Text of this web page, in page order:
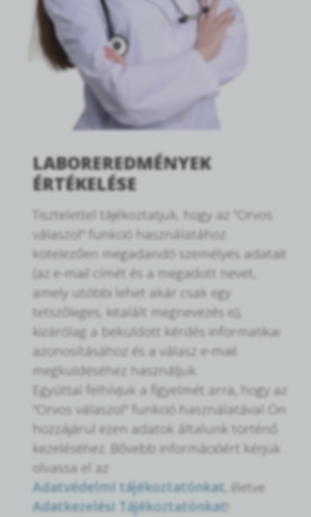
LABOREREDMÉNYEK
ÉRTÉKELÉSE
Tisztelettel tájékoztatjuk, hogy az "Orvos
válaszol" funkció használatához
kötelezően megadandó személyes adatait
(az e-mail címét és a megadott nevet,
amely utóbbi lehet akár csak egy
tetszőleges, kitalált megnevezés is),
kizárólag a beküldött kérdés informatikai
azonosításához és a válasz e-mail
megküldéséhez használjuk.
Egyúttal felhívjuk a figyelmét arra, hogy az
"Orvos válaszol" funkció használatával Ön
hozzájárul ezen adatok általunk történő
kezeléséhez. Bővebb információért kérjük
olvassa el az
Adatvédelmi tájékoztatónkat , illetve
Adatkezelési Tájékoztatónkat!